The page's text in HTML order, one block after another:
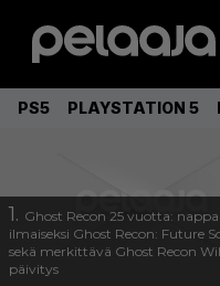
PS5 PLAYSTATION 5
1. Ghost Recon 25 vuotta:
ilmaiseksi Ghost Recon: Future
sekä merkittävä Ghost Recon
päivitys